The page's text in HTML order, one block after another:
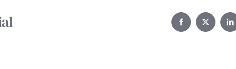
FacebookTwitter